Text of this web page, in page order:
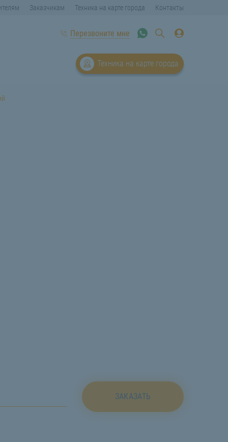
Заказчикам Техника на карте города Контакты
Перезвоните мне
Техника на карте города
ЗАКАЗАТЬ